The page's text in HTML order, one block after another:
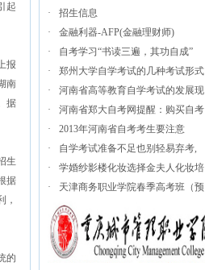
起
报
南
据
生
据
，
的
·
招生信息
·
金融利器-AFP(金融理财师)
·
自考学习“书读三遍，其功自成”
·
郑州大学自学考试的几种考试形式
·
河南省高等教育自学考试的发展现
·
河南省郑大自考网提醒：购买自考
·
2013年河南省自考考生要注意
·
自学考试准备不足也别轻易弃考,
·
学婚纱影楼化妆选择金夫人化妆培
·
天津商务职业学院春季高考班（预